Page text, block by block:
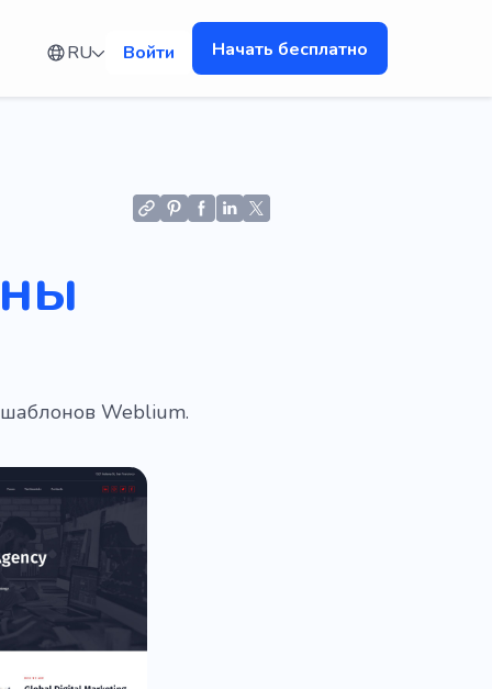
RU Войти Начать бесплатно
Weblium.